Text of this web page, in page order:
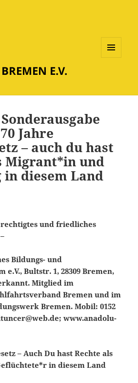
E.V.
Sonderausgabe
Jahre
– auch du hast
Migrant*in und
diesem Land
und friedliches
Bildungs- und
e.V., Bultstr. 1, 28309 Bremen,
Mitglied im
Bremen und im
Bremen. Mobil: 0152
www.anadolu-
– Auch Du hast Rechte als
in diesem Land